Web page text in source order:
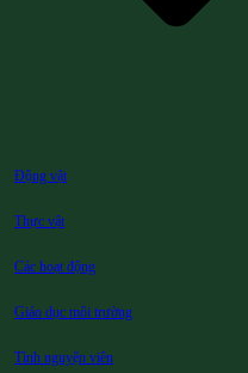
Động vật
Thực vật
Các hoạt động
Giáo dục môi trường
Tình nguyện viên